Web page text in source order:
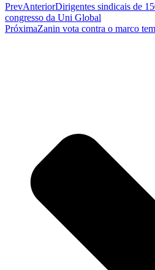
PrevAnteriorDirigentes sindicais de
congresso da Uni Global
PróximaZanin vota contra o marco